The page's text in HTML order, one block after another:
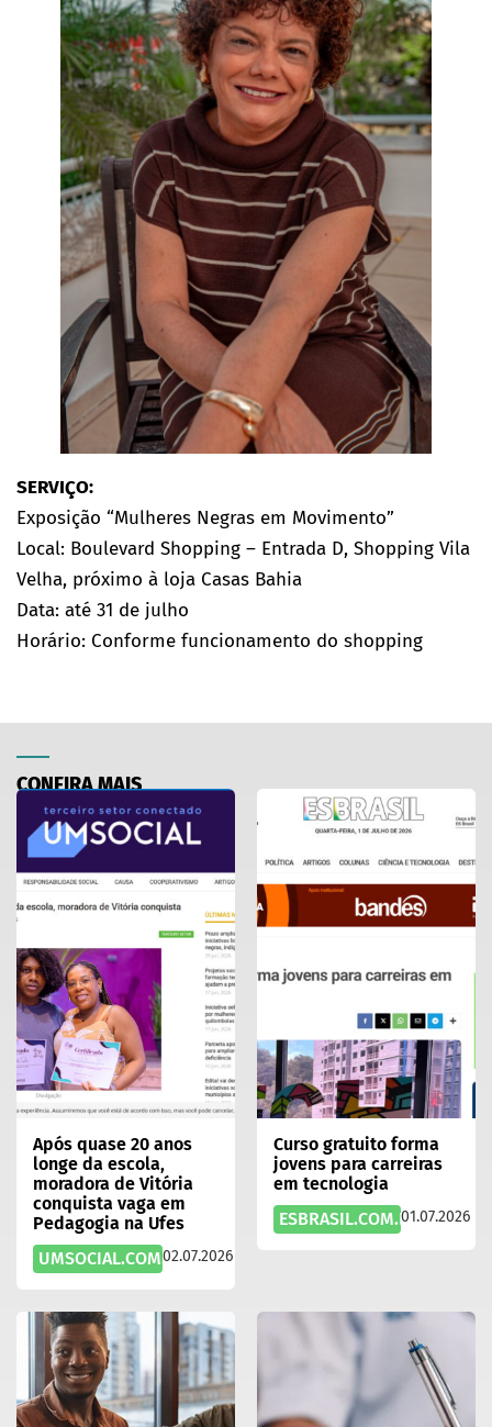
SERVIÇO:
Exposição “Mulheres Negras em Movimento”
Local: Boulevard Shopping – Entrada D, Shopping Vila
Velha, próximo à loja Casas Bahia
Data: até 31 de julho
Horário: Conforme funcionamento do shopping
CONFIRA MAIS
Após quase 20 anos
longe da escola,
moradora de Vitória
conquista vaga em
Pedagogia na Ufes
UMSOCIAL.COM.BR02.07.2026
Curso gratuito forma
jovens para carreiras
em tecnologia
ESBRASIL.COM.BR01.07.2026